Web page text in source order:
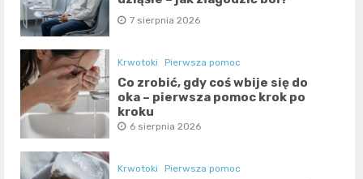
7 sierpnia 2026
Krwotoki Pierwsza pomoc
Co zrobić, gdy coś wbije się do
oka – pierwsza pomoc krok po
kroku
6 sierpnia 2026
Krwotoki Pierwsza pomoc